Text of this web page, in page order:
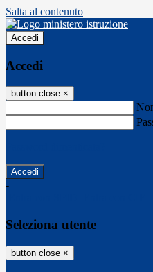
Salta al contenuto
Accedi
Accedi
button close ×
-
Seleziona utente
button close ×